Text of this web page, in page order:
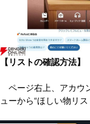
【リストの確認方法】
ページ右上、アカウ
ューから“ほしい物リス